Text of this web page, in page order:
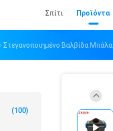
Σπίτι Προϊόντα
Στεγανοποιημένο Βαλβίδα Μπάλα
(100)